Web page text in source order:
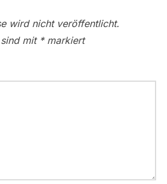
wird nicht veröffentlicht.
mit *markiert